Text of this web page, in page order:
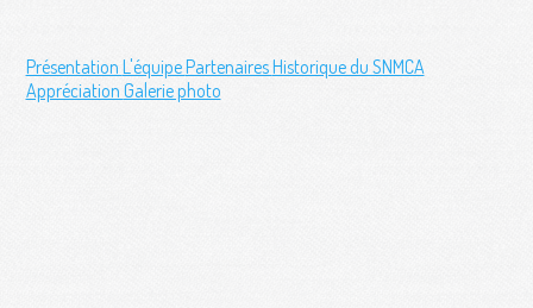
Présentation L'équipePartenairesHistorique du SNMCA
Appréciation Galerie photo